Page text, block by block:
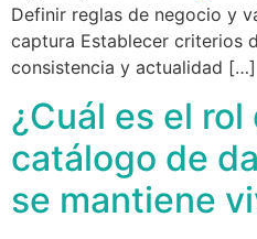
Definir reglas de negocio y
captura Establecer criterios
consistencia y actualidad […]
¿Cuál es el rol
catálogo de
se mantiene